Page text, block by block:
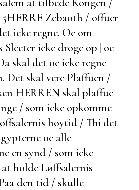
HERRE Zebaoth / offuer
icke regne. Oc om
Slecter icke droge op | oc
skal det oc icke regne
Det skal vere Plaffuen /
HERREN skal plaffue
/ som icke opkomme
høytid / Thi det
oc alle
en synd / som icke
holde Løffsalernis
den tid / skulle